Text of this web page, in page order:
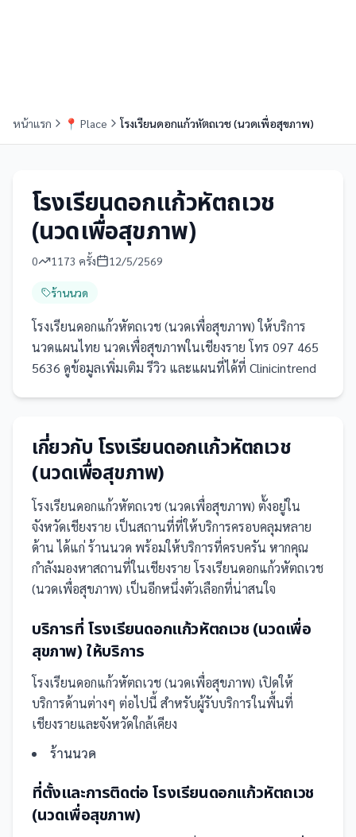
หน้าแรก 📍 Place โรงเรียนดอกแก้วหัตถเวช (นวดเพื่อสุขภาพ)
โรงเรียนดอกแก้วหัตถเวช
(นวดเพื่อสุขภาพ)
0 1173 ครั้ง 12/5/2569
ร้านนวด
โรงเรียนดอกแก้วหัตถเวช (นวดเพื่อสุขภาพ) ให้บริการ
นวดแผนไทย นวดเพื่อสุขภาพในเชียงราย โทร 097 465
5636 ดูข้อมูลเพิ่มเติม รีวิว และแผนที่ได้ที่ Clinicintrend
เกี่ยวกับ โรงเรียนดอกแก้วหัตถเวช
(นวดเพื่อสุขภาพ)
โรงเรียนดอกแก้วหัตถเวช (นวดเพื่อสุขภาพ) ตั้งอยู่ใน
จังหวัดเชียงราย เป็นสถานที่ที่ให้บริการครอบคลุมหลาย
ด้าน ได้แก่ ร้านนวด พร้อมให้บริการที่ครบครัน หากคุณ
กำลังมองหาสถานที่ในเชียงราย โรงเรียนดอกแก้วหัตถเวช
(นวดเพื่อสุขภาพ) เป็นอีกหนึ่งตัวเลือกที่น่าสนใจ
บริการที่ โรงเรียนดอกแก้วหัตถเวช (นวดเพื่อ
สุขภาพ) ให้บริการ
โรงเรียนดอกแก้วหัตถเวช (นวดเพื่อสุขภาพ) เปิดให้
บริการด้านต่างๆ ต่อไปนี้ สำหรับผู้รับบริการในพื้นที่
เชียงรายและจังหวัดใกล้เคียง
ร้านนวด
ที่ตั้งและการติดต่อ โรงเรียนดอกแก้วหัตถเวช
(นวดเพื่อสุขภาพ)